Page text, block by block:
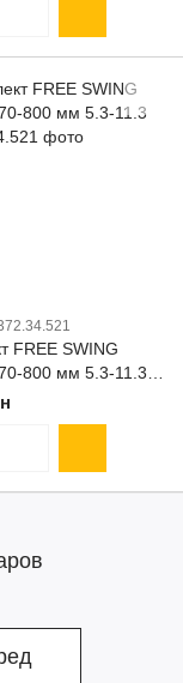
FREE SWING
800 мм 5.3-11.3